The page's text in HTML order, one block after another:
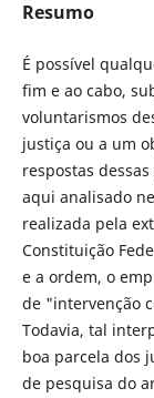
Resumo
É possível
fim e ao cabo,
voluntarismos
justiça ou a um
respostas
aqui analisado
realizada pela
Constituição
e a ordem, o
de "intervenção
Todavia, tal
boa parcela dos
de pesquisa do